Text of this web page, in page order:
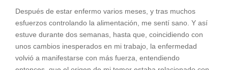
Después de estar enfermo varios meses, y tras muchos
esfuerzos controlando la alimentación, me sentí sano. Y así
estuve durante dos semanas, hasta que, coincidiendo con
unos cambios inesperados en mi trabajo, la enfermedad
volvió a manifestarse con más fuerza, entendiendo